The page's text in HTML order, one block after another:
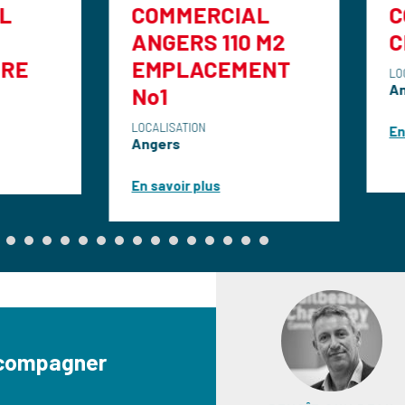
COMMERCIAL
ANGERS 110 M2
EMPLACEMENT
CEDER